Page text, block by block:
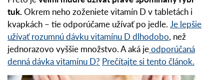
tuk.Okrem neho zoženiete vitamín D v tabletách i
kvapkách – tie odporúčame užívať po jedle. Je lepšie
užívať rozumnú dávku vitamínu D dlhodobo, než
jednorazovo vyššie množstvo. A aká jeodporúčaná
denná dávka vitamínu D? Prečítajte si tento článok.